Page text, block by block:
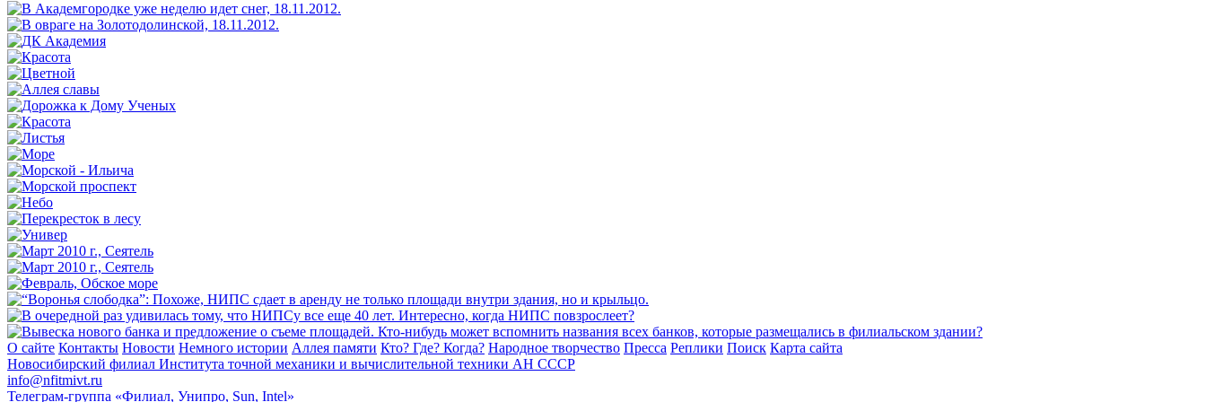
О сайте Контакты Новости Немного истории Аллея памяти Кто? Где? Когда? Народное творчество Пресса Реплики Поиск Карта сайта
Новосибирский филиал Института точной механики и вычислительной техники АН СССР
info@nfitmivt.ru
Телеграм-группа «Филиал, Унипро, Sun, Intel»